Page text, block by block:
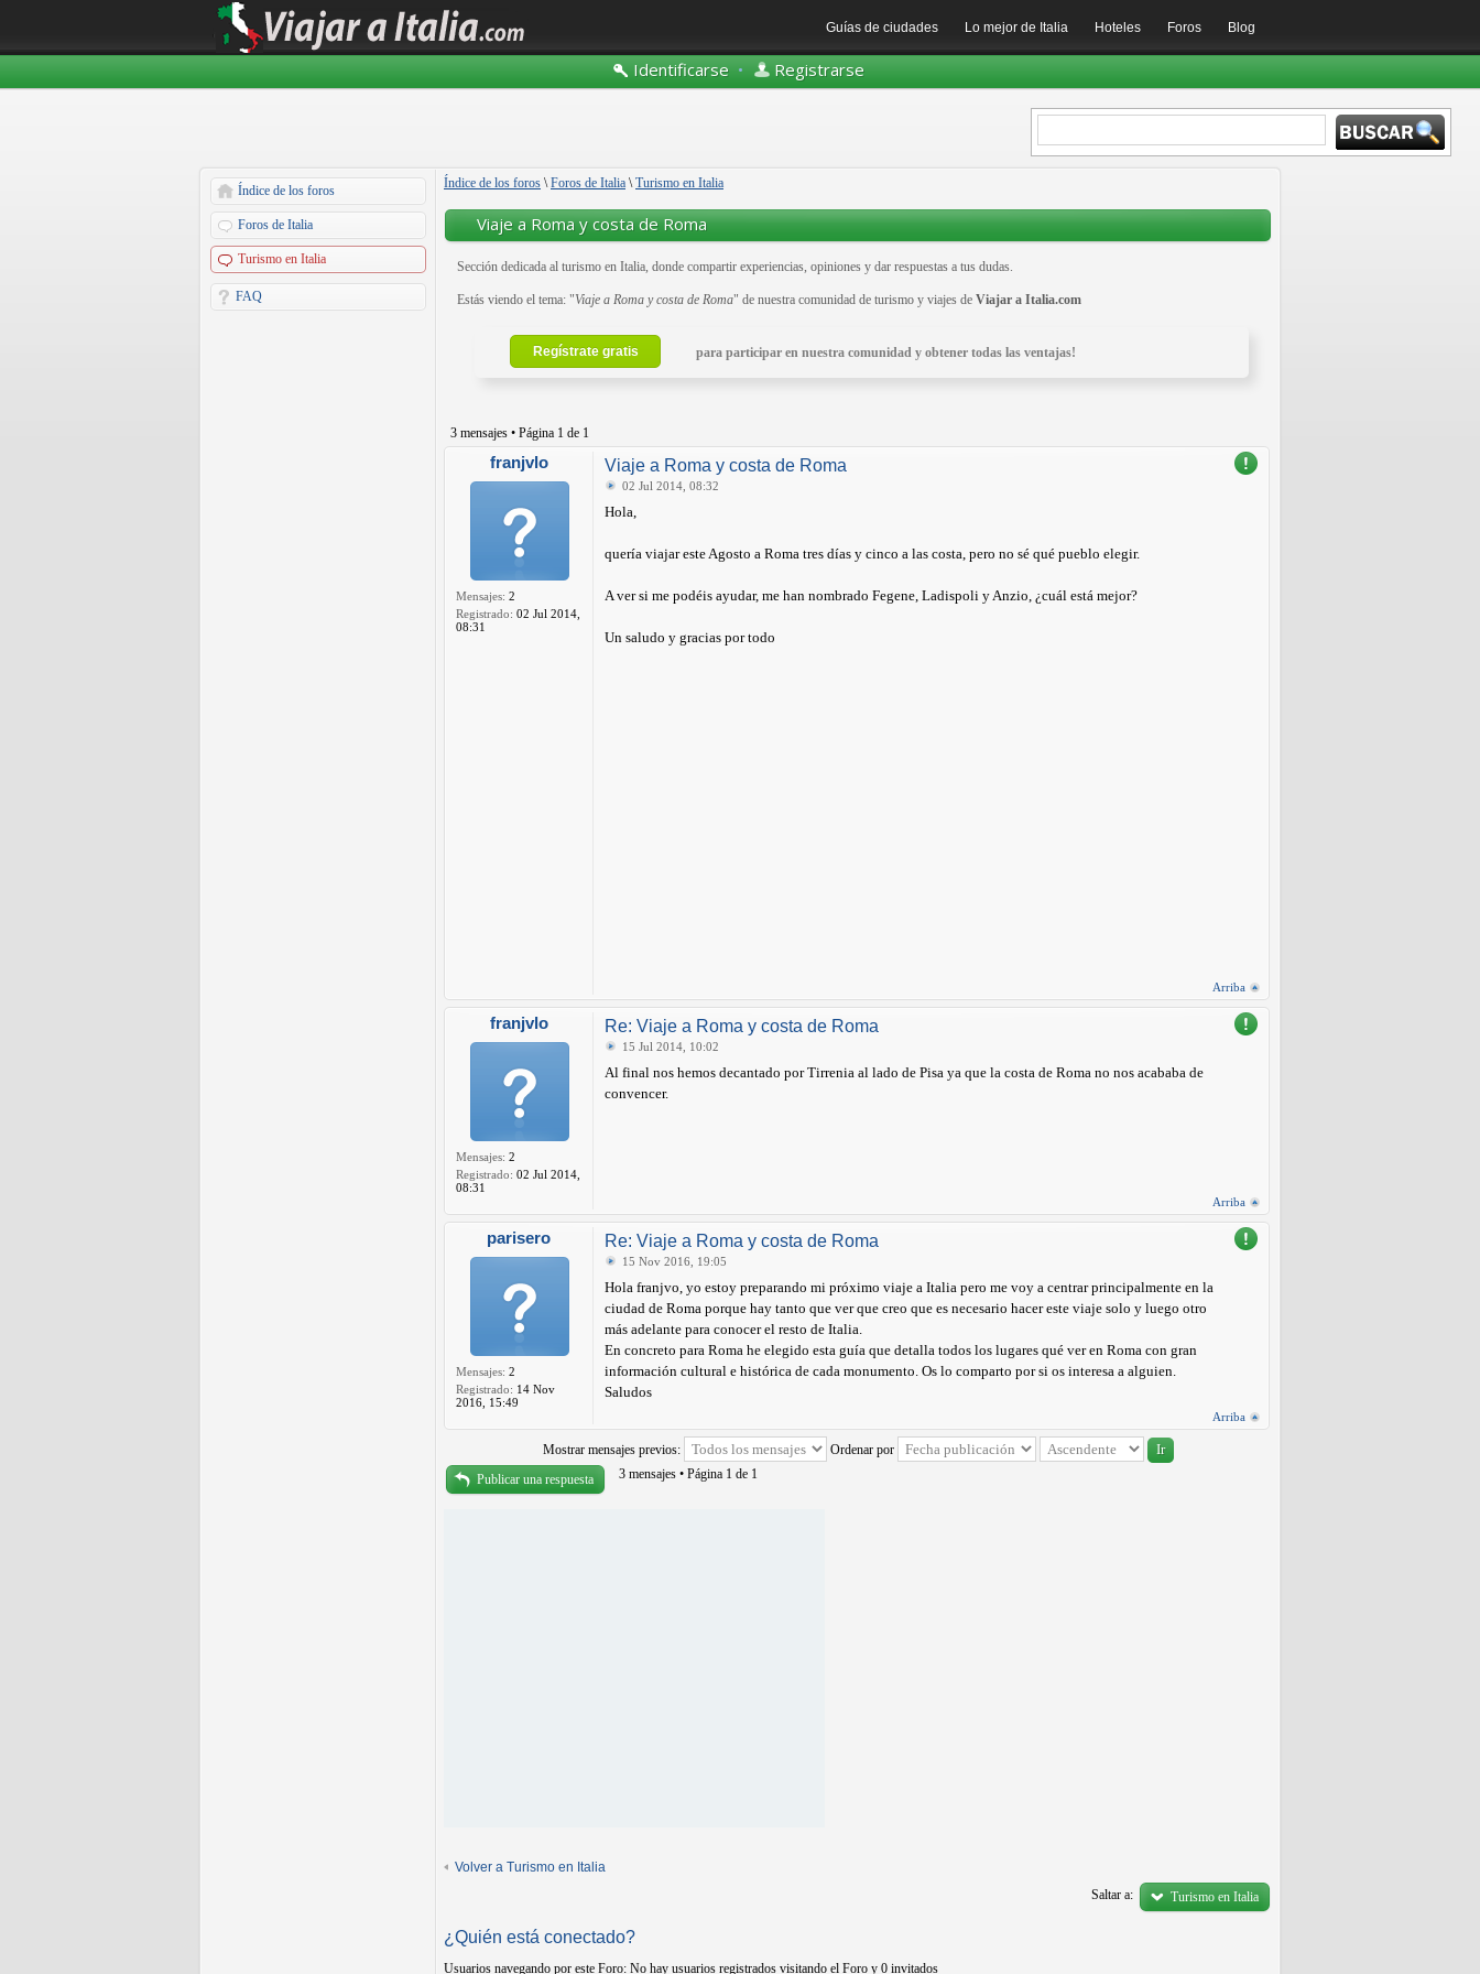
Guías de ciudades Lo mejor de Italia Hoteles Foros Blog
Identificarse • Registrarse
Índice de los foros
Foros de Italia
Turismo en Italia
FAQ
Índice de los foros \ Foros de Italia \ Turismo en Italia
Viaje a Roma y costa de Roma
Sección dedicada al turismo en Italia, donde compartir experiencias, opiniones y dar respuestas a tus dudas.
Estás viendo el tema: "Viaje a Roma y costa de Roma" de nuestra comunidad de turismo y viajes de Viajar a Italia.com
Regístrate gratis para participar en nuestra comunidad y obtener todas las ventajas!
3 mensajes • Página 1 de 1
franjvlo
Mensajes: 2
Registrado: 02 Jul 2014,
08:31
Viaje a Roma y costa de Roma
02 Jul 2014, 08:32
Hola,
quería viajar este Agosto a Roma tres días y cinco a las costa, pero no sé qué pueblo elegir.
A ver si me podéis ayudar, me han nombrado Fegene, Ladispoli y Anzio, ¿cuál está mejor?
Un saludo y gracias por todo
Arriba
franjvlo
Mensajes: 2
Registrado: 02 Jul 2014,
08:31
Re: Viaje a Roma y costa de Roma
15 Jul 2014, 10:02
Al final nos hemos decantado por Tirrenia al lado de Pisa ya que la costa de Roma no nos acababa de
convencer.
Arriba
parisero
Mensajes: 2
Registrado: 14 Nov
2016, 15:49
Re: Viaje a Roma y costa de Roma
15 Nov 2016, 19:05
Hola franjvo, yo estoy preparando mi próximo viaje a Italia pero me voy a centrar principalmente en la
ciudad de Roma porque hay tanto que ver que creo que es necesario hacer este viaje solo y luego otro
más adelante para conocer el resto de Italia.
En concreto para Roma he elegido esta guía que detalla todos los lugares qué ver en Roma con gran
información cultural e histórica de cada monumento. Os lo comparto por si os interesa a alguien.
Saludos
Arriba
Mostrar mensajes previos:
Ordenar por
Publicar una respuesta
3 mensajes • Página 1 de 1
Volver a Turismo en Italia
Saltar a:
Turismo en Italia
¿Quién está conectado?
Usuarios navegando por este Foro: No hay usuarios registrados visitando el Foro y 0 invitados